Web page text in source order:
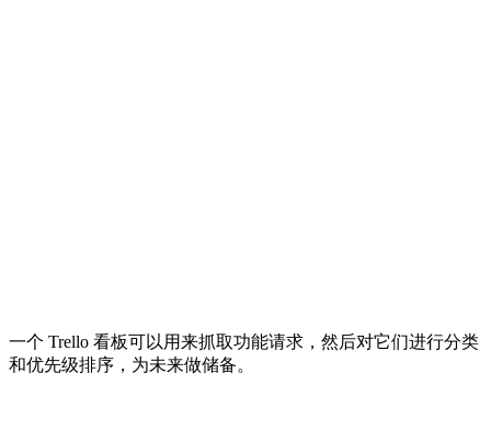
一个 Trello 看板可以用来抓取功能请求，然后对它们进行分类
和优先级排序，为未来做储备。